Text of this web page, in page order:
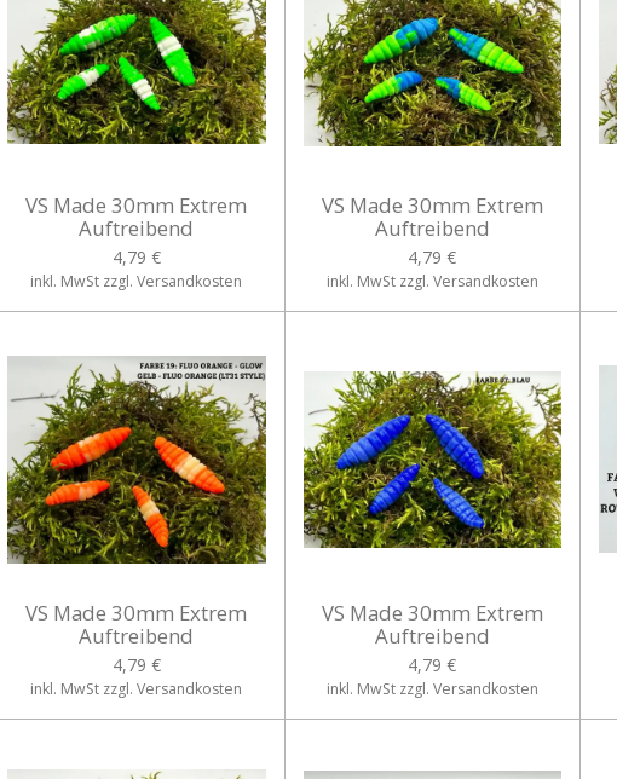
VS Made 30mm Extrem
Auftreibend
4,79 €
inkl. MwSt zzgl. Versandkosten
VS Made 30mm Extrem
Auftreibend
4,79 €
inkl. MwSt zzgl. Versandkosten
VS Made 30mm Extrem
Auftreibend
4,79 €
inkl. MwSt zzgl. Versandkosten
VS Made 30mm Extrem
Auftreibend
4,79 €
inkl. MwSt zzgl. Versandkosten